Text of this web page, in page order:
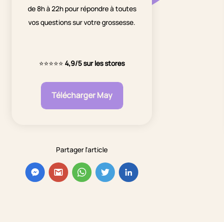
de 8h à 22h pour répondre à toutes
vos questions sur votre grossesse.
⭐⭐⭐⭐⭐ 4,9/5 sur les stores
Télécharger May
Partager l'article